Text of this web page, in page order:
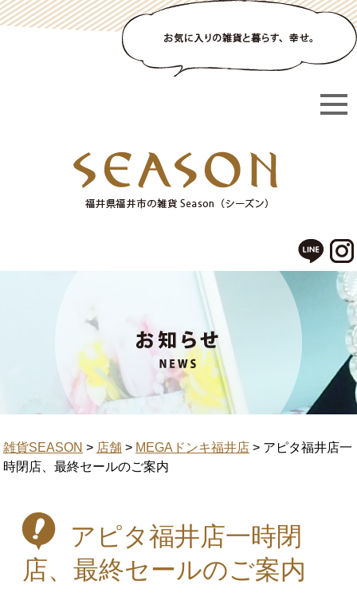
雑貨SEASON > 店舗 > MEGAドンキ福井店 > アピタ福井店一
時閉店、最終セールのご案内
アピタ福井店一時閉
店、最終セールのご案内